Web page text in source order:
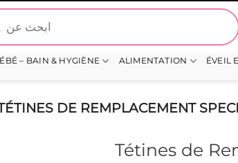
– BAIN & HYGIÈNE ALIMENTATION ÉVEIL
DE REMPLACEMENT
Tétines de